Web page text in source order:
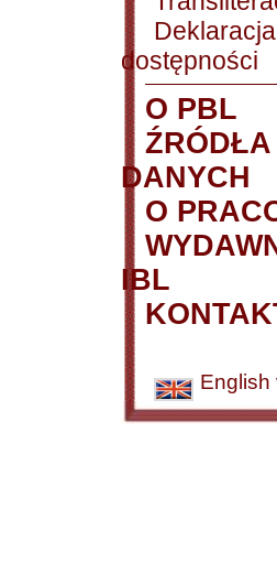
Deklaracja
dostępności
O PBL
ŹRÓDŁA
DANYCH
O
IBL
English